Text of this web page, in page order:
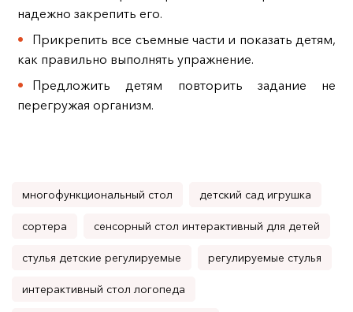
надежно закрепить его.
Прикрепить все съемные части и показать детям,
как правильно выполнять упражнение.
Предложить детям повторить задание не
перегружая организм.
многофункциональный стол детский сад игрушка
сортера сенсорный стол интерактивный для детей
стулья детские регулируемые регулируемые стулья
интерактивный стол логопеда